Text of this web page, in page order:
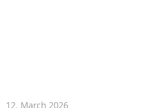
12. March 2026